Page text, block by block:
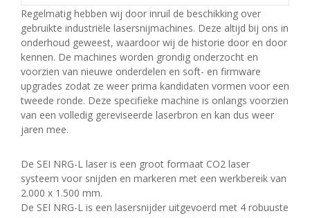
Regelmatig hebben wij door inruil de beschikking over
gebruikte industriële lasersnijmachines. Deze altijd bij ons in
onderhoud geweest, waardoor wij de historie door en door
kennen. De machines worden grondig onderzocht en
voorzien van nieuwe onderdelen en soft- en firmware
upgrades zodat ze weer prima kandidaten vormen voor een
tweede ronde. Deze specifieke machine is onlangs voorzien
van een volledig gereviseerde laserbron en kan dus weer
jaren mee.
De SEI NRG-L laser is een groot formaat CO2 laser
systeem voor snijden en markeren met een werkbereik van
2.000 x 1.500 mm.
De SEI NRG-L is een lasersnijder uitgevoerd met 4 robuuste